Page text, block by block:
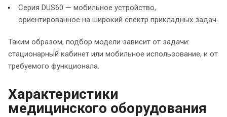
Серия DUS60 — мобильное устройство,
ориентированное на широкий спектр прикладных задач.
Таким образом, подбор модели зависит от задачи:
стационарный кабинет или мобильное использование, и от
требуемого функционала.
Характеристики
медицинского оборудования